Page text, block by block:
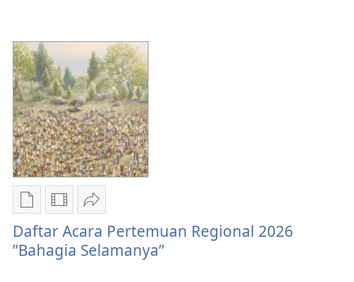
Wilayah
dengan
Wakil
Cabang
2026-
2027
Wilayah
dengan
Wakil
Cabang
2026-
2027
Wakil
Cabang
2026-
2027
Pilihan
download
publikasi
Daftar
Pilihan
download
video
Daftar
Bagikan
Daftar
Acara
Pertemuan
Daftar Acara Pertemuan Regional 2026
”Bahagia Selamanya”